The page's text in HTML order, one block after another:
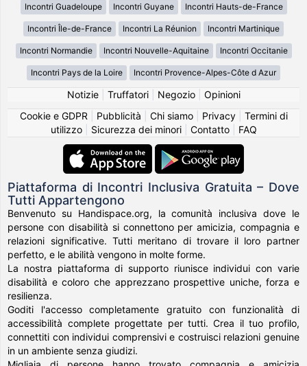
Incontri Guadeloupe Incontri Guyane Incontri Hauts-de-France
Incontri Île-de-France Incontri La Réunion Incontri Martinique
Incontri Normandie Incontri Nouvelle-Aquitaine Incontri Occitanie
Incontri Pays de la Loire Incontri Provence-Alpes-Côte d Azur
Notizie| Truffatori| Negozio| Opinioni
Cookie e GDPR
Pubblicità Chi siamo| Privacy| Termini di
utilizzo| Sicurezza dei minori| Contatto| FAQ
Piattaforma di Incontri Inclusiva Gratuita – Dove
Tutti Appartengono
Benvenuto su Handispace.org, la comunità inclusiva dove le
persone con disabilità si connettono per amicizia, compagnia e
relazioni significative. Tutti meritano di trovare il loro partner
perfetto, e le abilità vengono in molte forme.
La nostra piattaforma di supporto riunisce individui con varie
disabilità e coloro che apprezzano prospettive uniche, forza e
resilienza.
Goditi l'accesso completamente gratuito con funzionalità di
accessibilità complete progettate per tutti. Crea il tuo profilo,
connettiti con individui comprensivi e costruisci relazioni genuine
in un ambiente senza giudizi.